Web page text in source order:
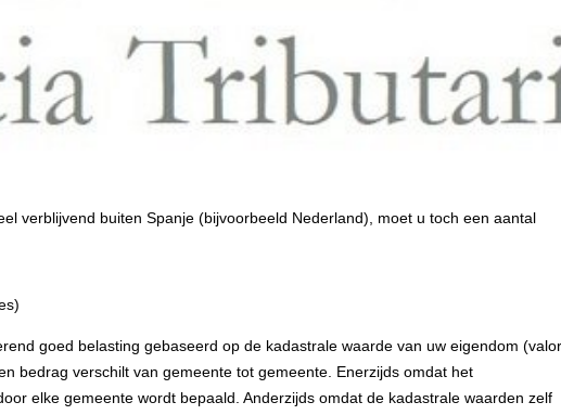
verblijvend buiten Spanje (bijvoorbeeld Nederland), moet u toch een aantal
goed belasting gebaseerd op de kadastrale waarde van uw eigendom
bedrag verschilt van gemeente tot gemeente. Enerzijds omdat het
elke gemeente wordt bepaald. Anderzijds omdat de kadastrale waarden zelf